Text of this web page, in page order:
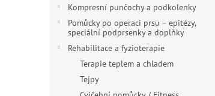
Kompresní punčochy a podkolenky
Pomůcky po operaci prsu – epitézy,
speciální podprsenky a doplňky
Rehabilitace a fyzioterapie
Terapie teplem a chladem
Tejpy